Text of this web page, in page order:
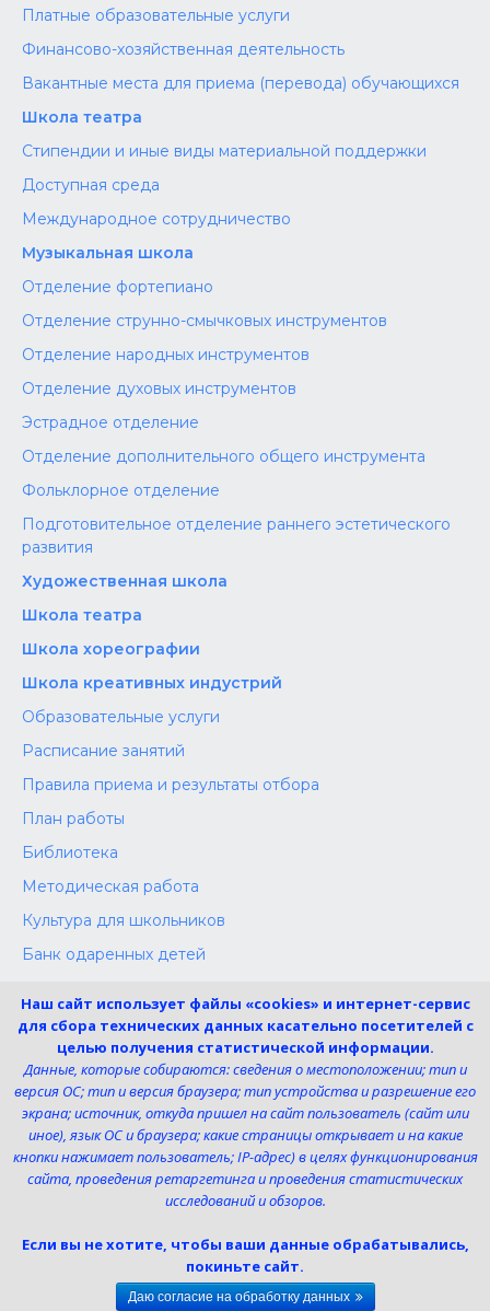
Платные образовательные услуги
Финансово-хозяйственная деятельность
Вакантные места для приема (перевода) обучающихся
Школа театра
Стипендии и иные виды материальной поддержки
Доступная среда
Международное сотрудничество
Музыкальная школа
Отделение фортепиано
Отделение струнно-смычковых инструментов
Отделение народных инструментов
Отделение духовых инструментов
Эстрадное отделение
Отделение дополнительного общего инструмента
Фольклорное отделение
Подготовительное отделение раннего эстетического
развития
Художественная школа
Школа‌‌‌‌ театра
Школа хореографии
Школа креативных индустрий
Образовательные услуги
Расписание занятий
Правила приема и результаты отбора
План работы
Библиотека
Методическая работа
Культура для школьников
Банк одаренных детей
Независимая оценка
Меры поддержки участников СВО
Телефон:
8 (4725) 240725
Электронная почта:
uk-dshi1@belgov.ru
Наш сайт использует файлы «cookies» и интернет-сервис
для сбора технических данных касательно посетителей с
целью получения статистической информации.
Данные, которые собираются: сведения о местоположении; тип и
версия ОС; тип и версия браузера; тип устройства и разрешение его
экрана; источник, откуда пришел на сайт пользователь (сайт или
иное), язык ОС и браузера; какие страницы открывает и на какие
кнопки нажимает пользователь; IP-адрес) в целях функционирования
сайта, проведения ретаргетинга и проведения статистических
исследований и обзоров.
Если вы не хотите, чтобы ваши данные обрабатывались,
покиньте сайт.
Даю согласие на обработку данных